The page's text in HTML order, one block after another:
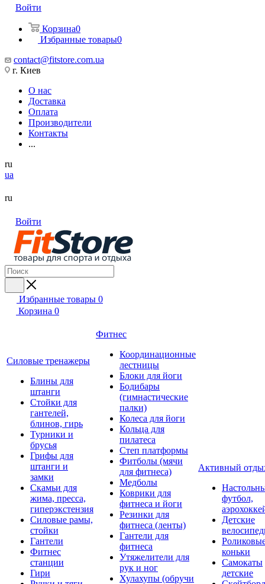
Войти
Корзина0
Избранные товары0
contact@fitstore.com.ua
г. Киев
О нас
Доставка
Оплата
Производители
Контакты
...
ru
ua
ru
Войти
Избранные товары 0
Корзина 0
Силовые тренажеры
Блины для
штанги
Стойки для
гантелей,
блинов, гирь
Турники и
брусья
Грифы для
штанги и
замки
Скамьи для
жима, пресса,
гиперэкстензия
Силовые рамы,
стойки
Гантели
Фитнес
станции
Гири
Фитнес
Координационные
лестницы
Блоки для йоги
Бодибары
(гимнастические
палки)
Колеса для йоги
Кольца для
пилатеса
Степ платформы
Фитболы (мячи
для фитнеса)
Медболы
Коврики для
фитнеса и йоги
Резинки для
фитнеса (ленты)
Гантели для
фитнеса
Утяжелители для
рук и ног
Хулахупы (обручи
Активный
футбол,
Детские
коньки
Самокаты
детские